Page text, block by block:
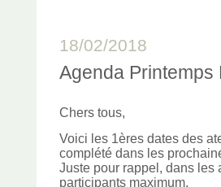
18/02/2018
Agenda Printemps
Chers tous,
Voici les 1ères dates des
complété dans les
Juste pour rappel, dans les
participants maximum.